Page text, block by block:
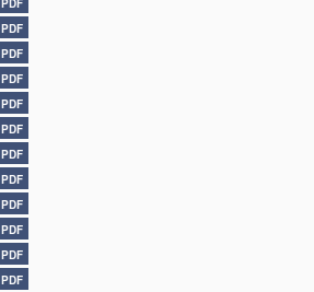
PDF
PDF
PDF
PDF
PDF
PDF
PDF
PDF
PDF
PDF
PDF
PDF